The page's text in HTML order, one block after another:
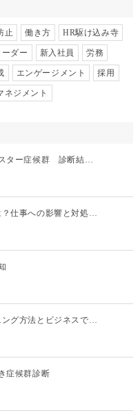
止 働き方 HR駆け込み寺
ーダー 新入社員 労務
エンゲージメント 採用
ネジメント
スター症候群 診断結…
？仕事への影響と対処…
ング方法とビジネスで…
症候群診断